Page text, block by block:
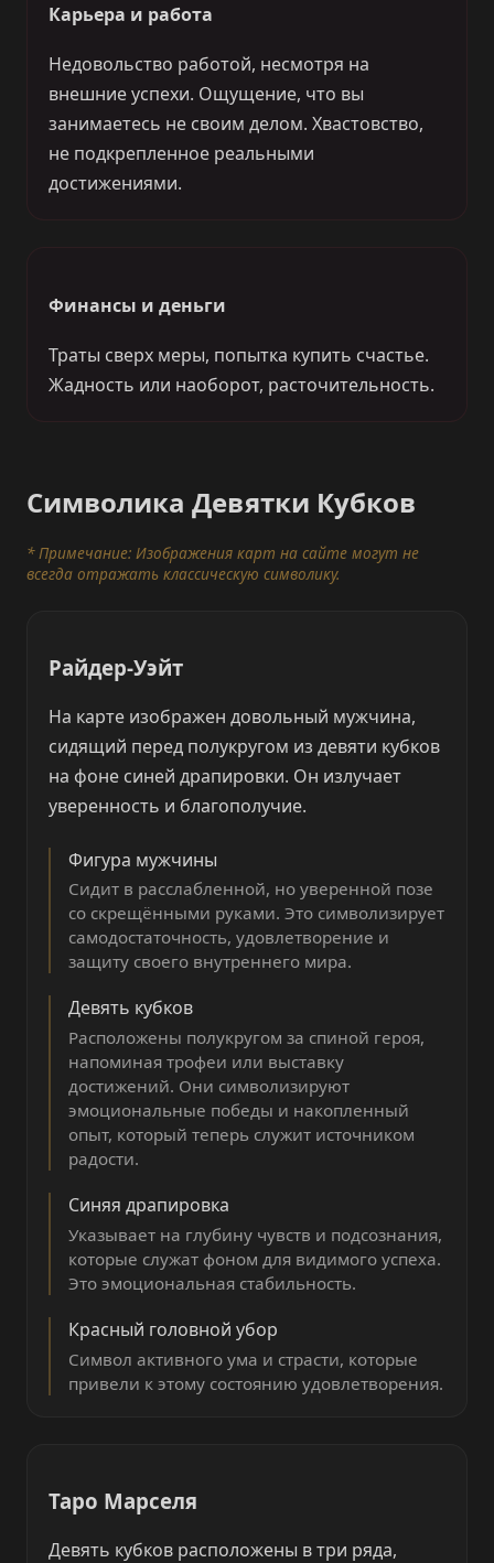
Карьера и работа
Недовольство работой, несмотря на
внешние успехи. Ощущение, что вы
занимаетесь не своим делом. Хвастовство,
не подкрепленное реальными
достижениями.
Финансы и деньги
Траты сверх меры, попытка купить счастье.
Жадность или наоборот, расточительность.
Символика Девятки Кубков
* Примечание: Изображения карт на сайте могут не
всегда отражать классическую символику.
Райдер-Уэйт
На карте изображен довольный мужчина,
сидящий перед полукругом из девяти кубков
на фоне синей драпировки. Он излучает
уверенность и благополучие.
Фигура мужчины
Сидит в расслабленной, но уверенной позе
со скрещёнными руками. Это символизирует
самодостаточность, удовлетворение и
защиту своего внутреннего мира.
Девять кубков
Расположены полукругом за спиной героя,
напоминая трофеи или выставку
достижений. Они символизируют
эмоциональные победы и накопленный
опыт, который теперь служит источником
радости.
Синяя драпировка
Указывает на глубину чувств и подсознания,
которые служат фоном для видимого успеха.
Это эмоциональная стабильность.
Красный головной убор
Символ активного ума и страсти, которые
привели к этому состоянию удовлетворения.
Таро Марселя
Девять кубков расположены в три ряда,